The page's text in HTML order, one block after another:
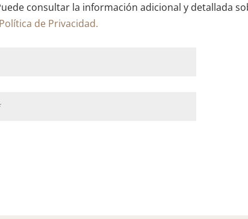
consultar la información adicional y detallada
Política de Privacidad.